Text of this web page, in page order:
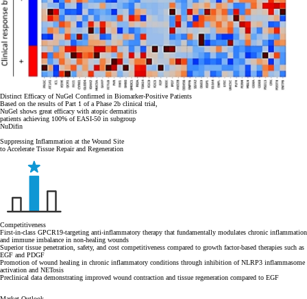
Distinct Efficacy of NuGel Confirmed in Biomarker-Positive Patients
Based on the results of Part 1 of a Phase 2b clinical trial,
NuGel shows great efficacy with atopic dermatitis
patients achieving 100% of EASI-50 in subgroup
NuDifin
Suppressing Inflammation at the Wound Site
to Accelerate Tissue Repair and Regeneration
Competitiveness
First-in-class GPCR19-targeting anti-inflammatory therapy that fundamentally modulates chronic inflammation
and immune imbalance in non-healing wounds
Superior tissue penetration, safety, and cost competitiveness compared to growth factor-based therapies such as
EGF and PDGF
Promotion of wound healing in chronic inflammatory conditions through inhibition of NLRP3 inflammasome
activation and NETosis
Preclinical data demonstrating improved wound contraction and tissue regeneration compared to EGF